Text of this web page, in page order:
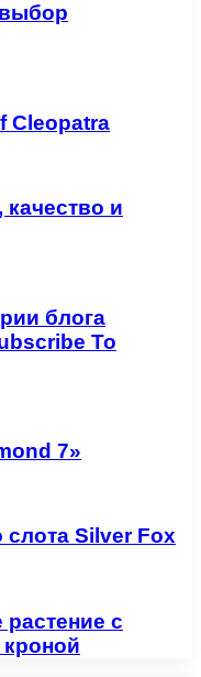
Cleopatra
качество и
блога
To
7»
слота Silver Fox
с